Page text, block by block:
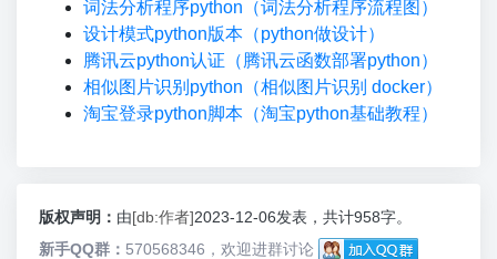
词法分析程序python（词法分析程序流程图）
设计模式python版本（python做设计）
腾讯云python认证（腾讯云函数部署python）
相似图片识别python（相似图片识别 docker）
淘宝登录python脚本（淘宝python基础教程）
版权声明： 由[db:作者]2023-12-06发表，共计958字。
新手QQ群： 570568346，欢迎进群讨论